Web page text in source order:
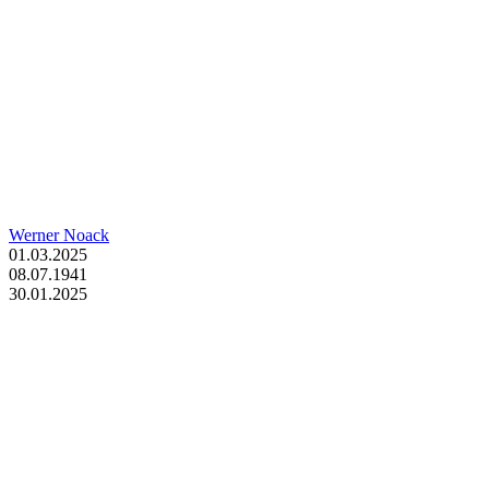
Werner Noack
01.03.2025
08.07.1941
30.01.2025